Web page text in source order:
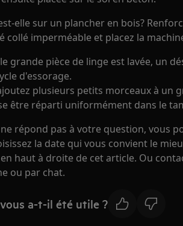
elle sur un plancher en bois?
collé imperméable et placez la
grande pièce de linge est lavée, un
d'essorage.
plusieurs petits morceaux à un
être réparti uniformément dans le
répond pas à votre question, vous
la date qui vous convient le
haut à droite de cet article. Ou
ou par chat.
a-t-il été utile ?